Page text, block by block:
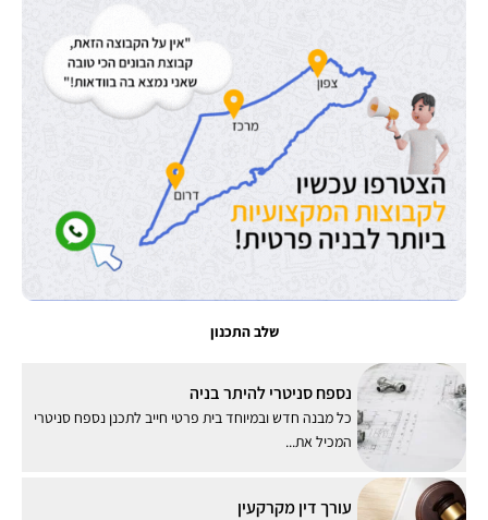
שלב התכנון
נספח סניטרי להיתר בניה
כל מבנה חדש ובמיוחד בית פרטי חייב לתכנן נספח סניטרי
המכיל את...
עורך דין מקרקעין